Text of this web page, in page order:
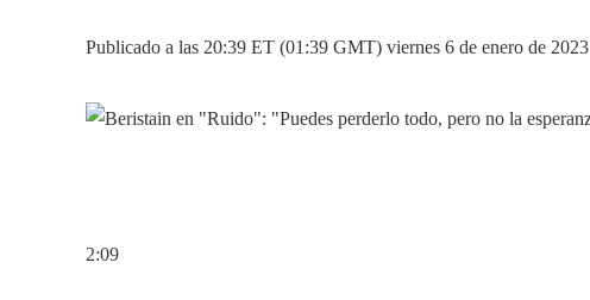
Publicado a las 20:39 ET (01:39 GMT) viernes 6 de enero de 2023
2:09